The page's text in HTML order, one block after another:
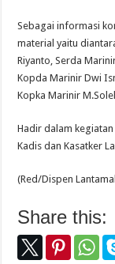
Sebagai informasi
material yaitu
Riyanto, Serda
Kopda Marinir Dwi
Kopka Marinir
Hadir dalam
Kadis dan Kasatker
(Red/Dispen
Share this: